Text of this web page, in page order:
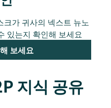
가 귀사의 넥스트 뉴노
있는지 확인해 보세요
보세요
지식 공유